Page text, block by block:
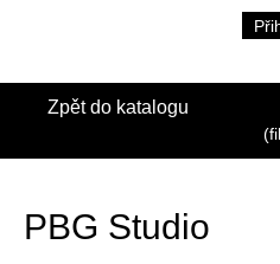
Zpět do katalogu
PBG Studio